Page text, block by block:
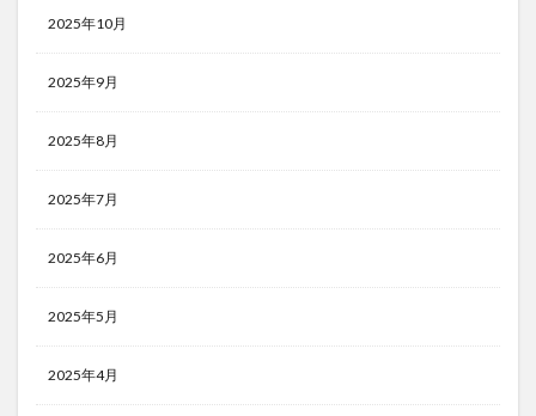
2025年10月
2025年9月
2025年8月
2025年7月
2025年6月
2025年5月
2025年4月